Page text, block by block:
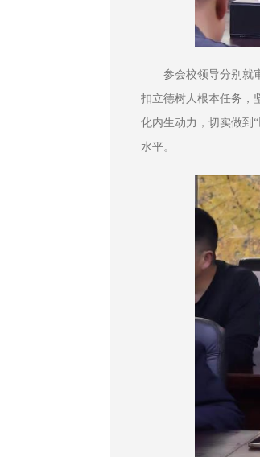
参会校领导分别就
扣立德树人根本任务，
化内生动力，切实做到
水平。